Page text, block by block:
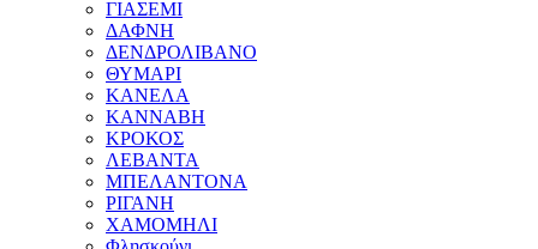
ΓΙΑΣΕΜΙ
ΔΑΦΝΗ
ΔΕΝΔΡΟΛΙΒΑΝΟ
ΘΥΜΑΡΙ
ΚΑΝΕΛΑ
ΚΑΝΝΑΒΗ
ΚΡΟΚΟΣ
ΛΕΒΑΝΤΑ
ΜΠΕΛΑΝΤΟΝΑ
ΡΙΓΑΝΗ
ΧΑΜΟΜΗΛΙ